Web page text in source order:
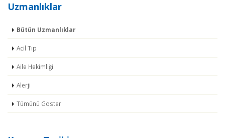
Uzmanlıklar
Bütün Uzmanlıklar
Acil Tıp
Aile Hekimliği
Alerji
Tümünü Göster